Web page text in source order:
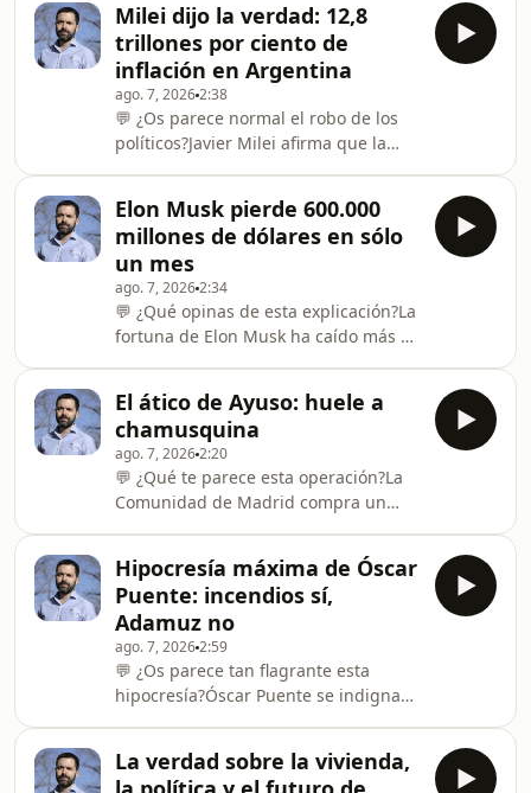
Milei dijo la verdad: 12,8
trillones por ciento de
inflación en Argentina
ago. 7, 20262:38
💬 ¿Os parece normal el robo de los
políticos?Javier Milei afirma que la
es de 12,8 trillones por ciento. Las
redes peronistas se ríen… pero la
cifra es rigurosamente cierta.Juan
Ramón Rallo explica el dato, muestra
la evolución histórica de la inflación
argentina desde 1935 (con cuatro
hiperinflaciones) y recuerda que,
justo ante
Elon Musk pierde 600.000
millones de dólares en sólo
un mes
ago. 7, 20262:34
💬 ¿Qué opinas de esta explicación?La
fortuna de Elon Musk ha caído más de
billonario de la historia con 1,3
billones a los actuales 700.000
millones.La riqueza de los ricos no es
dinero en efectivo ni palacios, sino el
valor de mercado de sus
participaciones en empresas como
Tesla y SpaceX. Y por qué esa riqueza
es enormemente frá
El ático de Ayuso: huele a
chamusquina
ago. 7, 20262:20
💬 ¿Qué te parece esta operación?La
Comunidad de Madrid compra un
para que Ayuso tenga reuniones
temporales mientras reforman la
sede oficial.Juan Ramón Rallo se hace
las preguntas que nadie contesta
Hosted on Acast. See
acast.com/privacy for more
information.
Hipocresía máxima de Óscar
Puente: incendios sí,
Adamuz no
ago. 7, 20262:59
💬 ¿Os parece tan flagrante esta
hipocresía?Óscar Puente se indigna
incendios todavía arden… pero
La verdad sobre la vivienda,